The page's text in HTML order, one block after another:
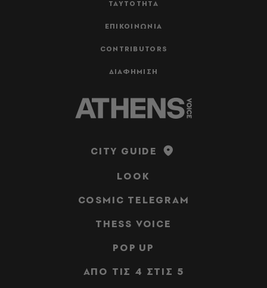
ΤΑΥΤΟΤΗΤΑ
ΕΠΙΚΟΙΝΩΝΙΑ
CONTRIBUTORS
ΔΙΑΦΗΜΙΣΗ
CITY GUIDE
LOOK
COSMIC TELEGRAM
THESS VOICE
POP UP
ΑΠΟ ΤΙΣ 4 ΣΤΙΣ 5